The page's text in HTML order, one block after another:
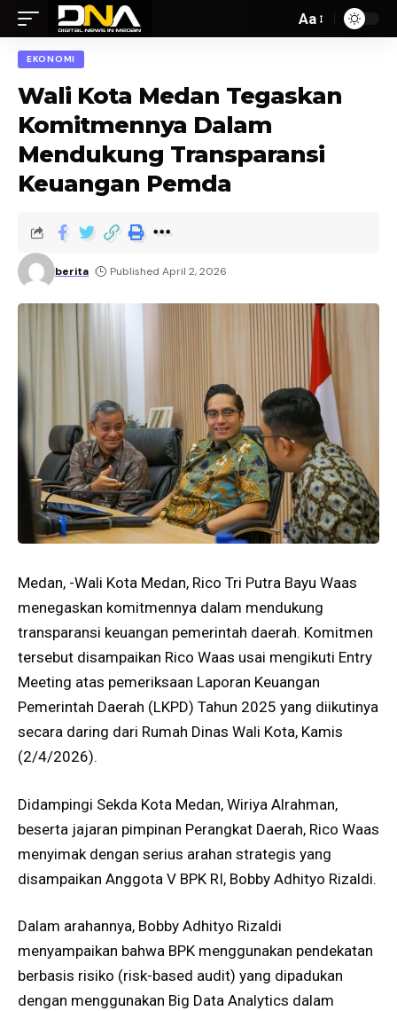
Aa
EKONOMI
Wali Kota Medan Tegaskan
Komitmennya Dalam
Mendukung Transparansi
Keuangan Pemda
berita Published April 2, 2026
Medan, -Wali Kota Medan, Rico Tri Putra Bayu Waas
menegaskan komitmennya dalam mendukung
transparansi keuangan pemerintah daerah. Komitmen
tersebut disampaikan Rico Waas usai mengikuti Entry
Meeting atas pemeriksaan Laporan Keuangan
Pemerintah Daerah (LKPD) Tahun 2025 yang diikutinya
secara daring dari Rumah Dinas Wali Kota, Kamis
(2/4/2026).
Didampingi Sekda Kota Medan, Wiriya Alrahman,
beserta jajaran pimpinan Perangkat Daerah, Rico Waas
menyimak dengan serius arahan strategis yang
disampaikan Anggota V BPK RI, Bobby Adhityo Rizaldi.
Dalam arahannya, Bobby Adhityo Rizaldi
menyampaikan bahwa BPK menggunakan pendekatan
berbasis risiko (risk-based audit) yang dipadukan
dengan menggunakan Big Data Analytics dalam